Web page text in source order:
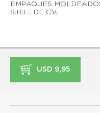
EMPAQUES
S.R.L.. DE C.V.
USD 9,95